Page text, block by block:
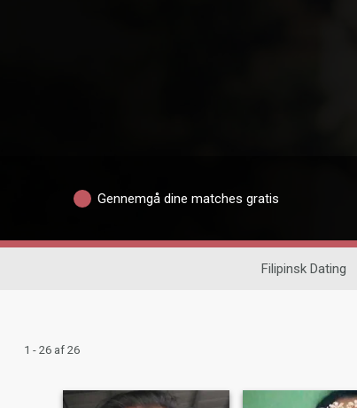
Gennemgå dine matches gratis
Filipinsk Dating
1 - 26 af 26